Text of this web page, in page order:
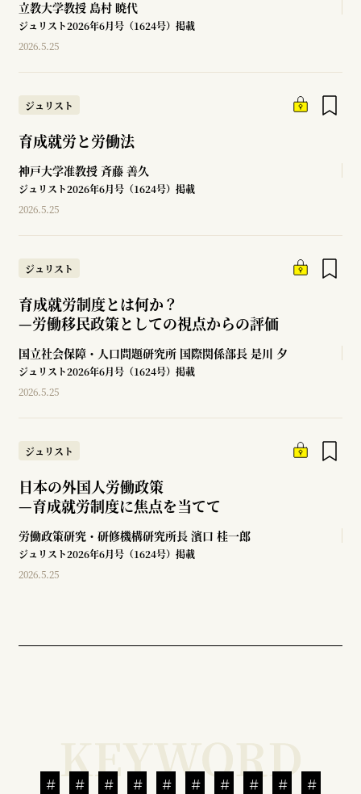
立教大学教授 島村 暁代
ジュリスト2026年6月号（1624号）掲載
2026.5.25
ジュリスト
育成就労と労働法
神戸大学准教授 斉藤 善久
ジュリスト2026年6月号（1624号）掲載
2026.5.25
ジュリスト
育成就労制度とは何か？
—労働移民政策としての視点からの評価
国立社会保障・人口問題研究所 国際関係部長 是川 夕
ジュリスト2026年6月号（1624号）掲載
2026.5.25
ジュリスト
日本の外国人労働政策
—育成就労制度に焦点を当てて
労働政策研究・研修機構研究所長 濱口 桂一郎
ジュリスト2026年6月号（1624号）掲載
2026.5.25